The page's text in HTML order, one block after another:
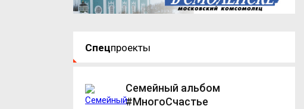
Спецпроекты
Семейный альбом
#МногоСчастье